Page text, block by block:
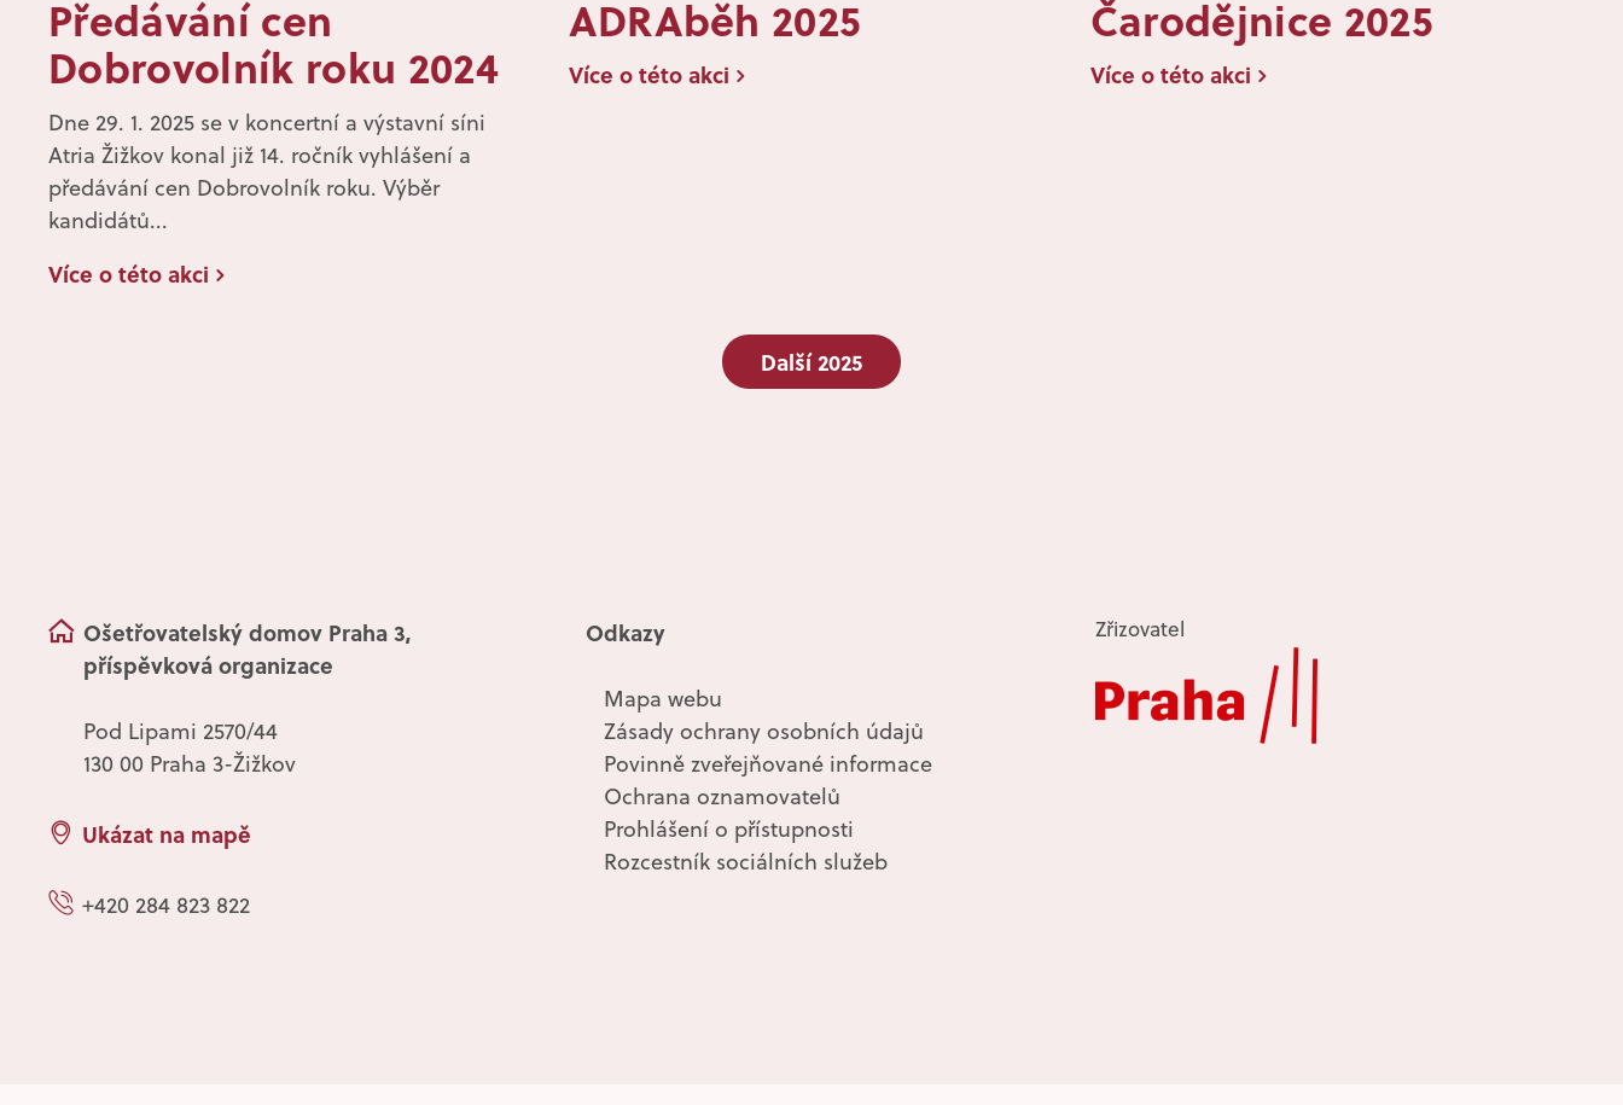
Předávání cen
Dobrovolník roku 2024
Dne 29. 1. 2025 se v koncertní a výstavní síni
Atria Žižkov konal již 14. ročník vyhlášení a
předávání cen Dobrovolník roku. Výběr
kandidátů...
Více o této akci
ADRAběh 2025
Více o této akci
Čarodějnice 2025
Více o této akci
Další 2025
Ošetřovatelský domov Praha 3,
příspěvková organizace
Pod Lipami 2570/44
130 00 Praha 3-Žižkov
Ukázat na mapě
+420 284 823 822
Odkazy
Mapa webu
Zásady ochrany osobních údajů
Povinně zveřejňované informace
Ochrana oznamovatelů
Prohlášení o přístupnosti
Rozcestník sociálních služeb
Zřizovatel